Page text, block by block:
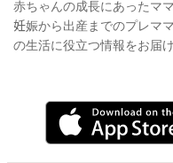
赤ちゃんの成長にあったマ
妊娠から出産までのプレマ
の生活に役立つ情報をお届け